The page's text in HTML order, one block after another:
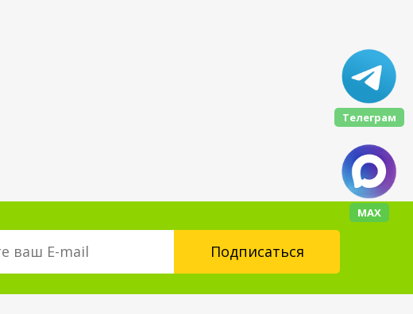
Телеграм
МАХ